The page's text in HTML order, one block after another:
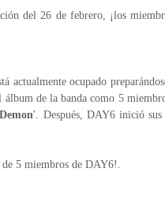
del 26 de febrero, ¡los
actualmente ocupado
de la banda como 5
'. Después, DAY6 inició
de 5 miembros de DAY6!.